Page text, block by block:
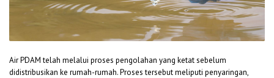
Air PDAM telah melalui proses pengolahan yang ketat sebelum
didistribusikan ke rumah-rumah. Proses tersebut meliputi penyaringan,